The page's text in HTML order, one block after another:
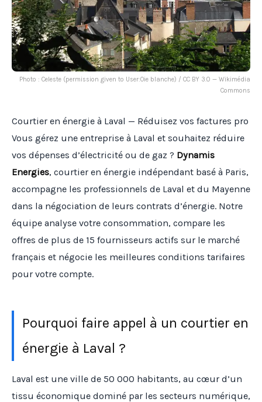
Photo : Celeste (permission given to User:Oie blanche) / CC BY 3.0 — Wikimédia
Commons
Courtier en énergie à Laval — Réduisez vos factures pro
Vous gérez une entreprise à Laval et souhaitez réduire
vos dépenses d’électricité ou de gaz ? Dynamis
Energies, courtier en énergie indépendant basé à Paris,
accompagne les professionnels de Laval et du Mayenne
dans la négociation de leurs contrats d’énergie. Notre
équipe analyse votre consommation, compare les
offres de plus de 15 fournisseurs actifs sur le marché
français et négocie les meilleures conditions tarifaires
pour votre compte.
Pourquoi faire appel à un courtier en
énergie à Laval ?
Laval est une ville de 50 000 habitants, au cœur d’un
tissu économique dominé par les secteurs numérique,